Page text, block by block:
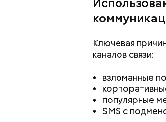
Ключевая
каналов связи:
взломанные
популярные
SMS с
Хотела спасти малыша: как
мать и сын погибли при
падении из окна в Раменском
Вода